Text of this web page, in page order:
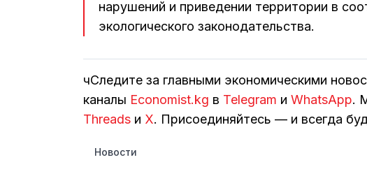
нарушений и приведении территории в
экологического законодательства.
чСледите за главными экономическими
каналы Economist.kg в Telegram и WhatsApp.
Threads и Х. Присоединяйтесь — и всегда
Новости